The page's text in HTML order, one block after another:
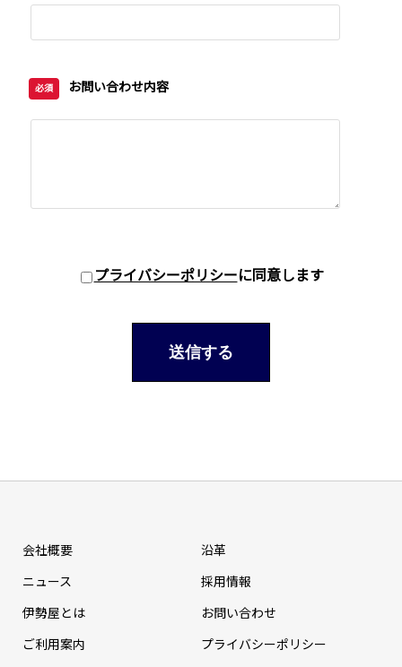
必須 お問い合わせ内容
プライバシーポリシーに同意します
会社概要
ニュース
伊勢屋とは
ご利用案内
沿革
採⽤情報
お問い合わせ
プライバシーポリシー